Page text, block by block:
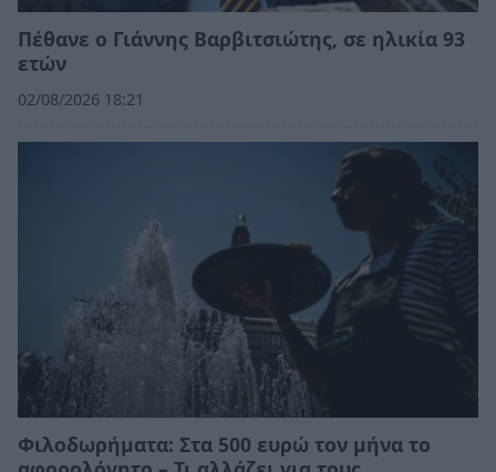
Πέθανε ο Γιάννης Βαρβιτσιώτης, σε ηλικία 93
ετών
02/08/2026 18:21
Φιλοδωρήματα: Στα 500 ευρώ τον μήνα το